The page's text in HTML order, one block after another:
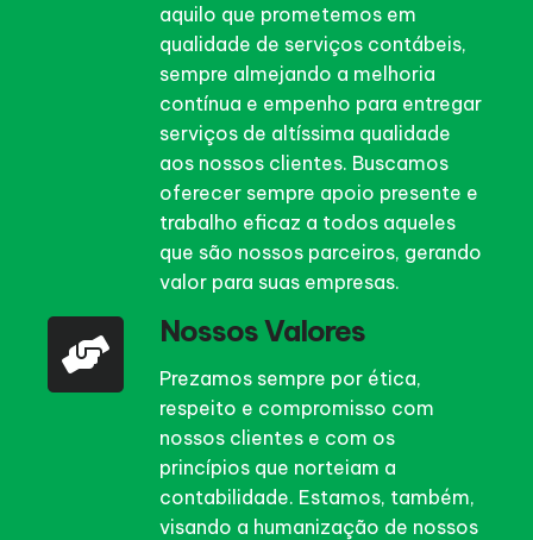
aquilo que prometemos em
qualidade de serviços contábeis,
sempre almejando a melhoria
contínua e empenho para entregar
serviços de altíssima qualidade
aos nossos clientes. Buscamos
oferecer sempre apoio presente e
trabalho eficaz a todos aqueles
que são nossos parceiros, gerando
valor para suas empresas.
Nossos Valores
Prezamos sempre por ética,
respeito e compromisso com
nossos clientes e com os
princípios que norteiam a
contabilidade. Estamos, também,
visando a humanização de nossos